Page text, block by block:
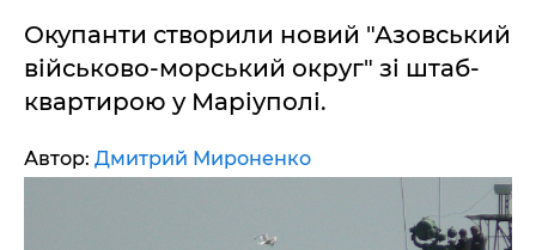
Окупанти створили новий "Азовський
військово-морський округ" зі штаб-
квартирою у Маріуполі.
Автор: Дмитрий Мироненко